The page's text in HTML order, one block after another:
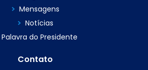
Mensagens
Notícias
Palavra do Presidente
Contato